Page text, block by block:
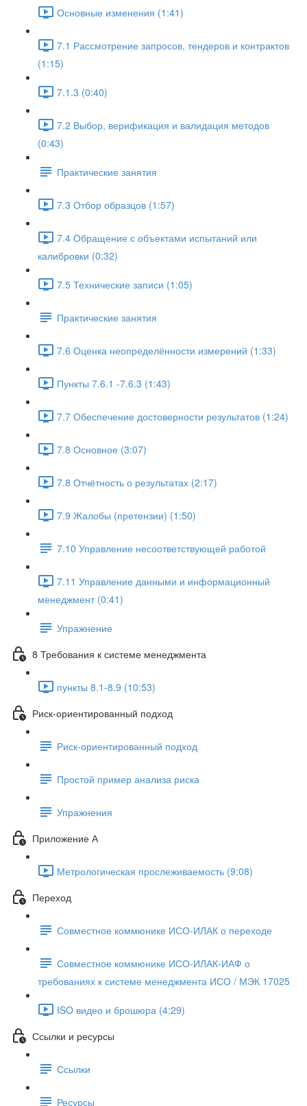
Основные изменения (1:41)
7.1 Рассмотрение запросов, тендеров и контрактов
(1:15)
7.1.3 (0:40)
7.2 Выбор, верификация и валидация методов
(0:43)
Практические занятия
7.3 Отбор образцов (1:57)
7.4 Обращение с объектами испытаний или
калибровки (0:32)
7.5 Технические записи (1:05)
Практические занятия
7.6 Оценка неопределённости измерений (1:33)
Пункты 7.6.1 -7.6.3 (1:43)
7.7 Обеспечение достоверности результатов (1:24)
7.8 Основное (3:07)
7.8 Отчётность о результатах (2:17)
7.9 Жалобы (претензии) (1:50)
7.10 Управление несоответствующей работой
7.11 Управление данными и информационный
менеджмент (0:41)
Упражнение
8 Требования к системе менеджмента
пункты 8.1-8.9 (10:53)
Риск-ориентированный подход
Риск-ориентированный подход
Простой пример анализа риска
Упражнения
Приложение А
Метрологическая прослеживаемость (9:08)
Переход
Совместное коммюнике ИСО-ИЛАК о переходе
Совместное коммюнике ИСО-ИЛАК-ИАФ о
требованиях к системе менеджмента ИСО / МЭК 17025
ISO видео и брошюра (4:29)
Ссылки и ресурсы
Ссылки
Ресурсы